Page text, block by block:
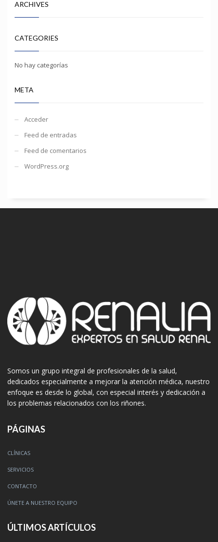
ARCHIVES
CATEGORIES
No hay categorías
META
Acceder
Feed de entradas
Feed de comentarios
WordPress.org
Somos un grupo integral de profesionales de la salud,
dedicados especialmente a mejorar la atención médica, nuestro
enfoque es desde lo global, con especial interés y dedicación a
los problemas relacionados con los riñones.
PÁGINAS
CLÍNICAS
SERVICIOS
CONTACTO
ÚNETE A NUESTRO EQUIPO
ÚLTIMOS ARTÍCULOS